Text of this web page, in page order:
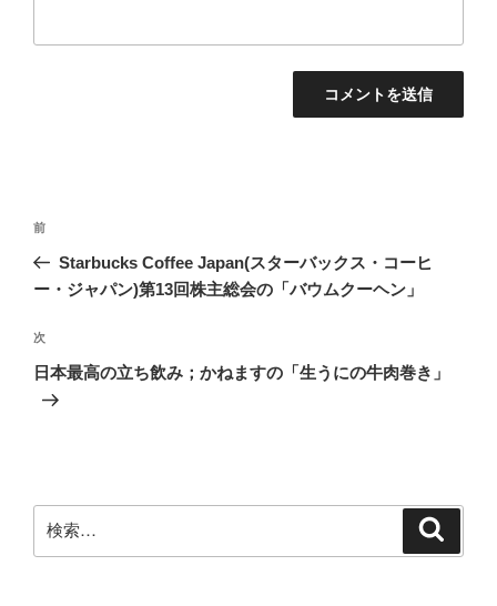
投
ナ
ゲ
ー
シ
前
の
前
Starbucks Coffee Japan(スターバックス・コーヒ
ー・ジャパン)第13回株主総会の「バウムクーヘン」
次
の
次
日本最高の立ち飲み；かねますの「生うにの牛肉巻き」
索: